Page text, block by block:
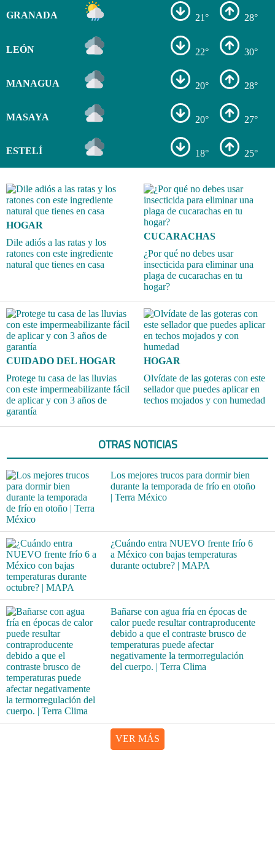
GRANADA 21° 28°
LEÓN 22° 30°
MANAGUA 20° 28°
MASAYA 20° 27°
ESTELÍ 18° 25°
HOGAR
Dile adiós a las ratas y los
ratones con este ingrediente
natural que tienes en casa
CUCARACHAS
¿Por qué no debes usar
insecticida para eliminar una
plaga de cucarachas en tu
hogar?
CUIDADO DEL HOGAR
Protege tu casa de las lluvias
con este impermeabilizante fácil
de aplicar y con 3 años de
garantía
HOGAR
Olvídate de las goteras con este
sellador que puedes aplicar en
techos mojados y con humedad
OTRAS NOTICIAS
Los mejores trucos para dormir bien
durante la temporada de frío en otoño
| Terra México
¿Cuándo entra NUEVO frente frío 6
a México con bajas temperaturas
durante octubre? | MAPA
Bañarse con agua fría en épocas de
calor puede resultar contraproducente
debido a que el contraste brusco de
temperaturas puede afectar
negativamente la termorregulación
del cuerpo. | Terra Clima
VER MÁS